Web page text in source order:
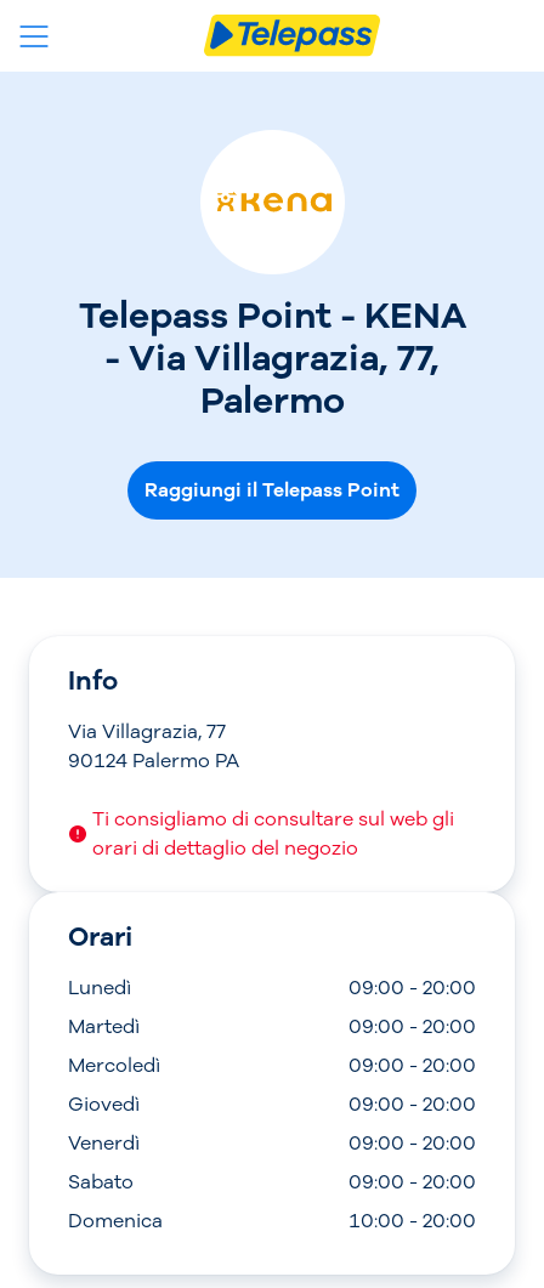
Telepass Point - KENA
- Via Villagrazia, 77,
Palermo
Raggiungi il Telepass Point
Info
Via Villagrazia, 77
90124 Palermo PA
Ti consigliamo di consultare sul web gli
orari di dettaglio del negozio
Orari
Lunedì
09:00 - 20:00
Martedì
09:00 - 20:00
Mercoledì
09:00 - 20:00
Giovedì
09:00 - 20:00
Venerdì
09:00 - 20:00
Sabato
09:00 - 20:00
Domenica
10:00 - 20:00